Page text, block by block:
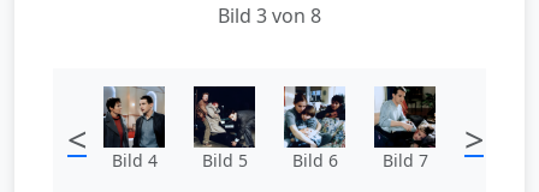
Bild 3 von 8
< Bild 4 Bild 5 Bild 6 Bild 7 >